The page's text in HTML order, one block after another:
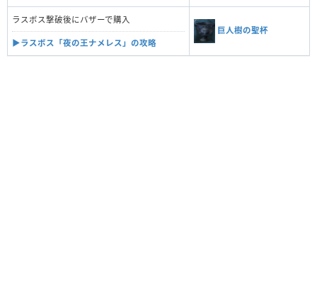
ラスボス撃破後にバザーで購入
▶︎ラスボス「夜の王ナメレス」の攻略
巨人樹の聖杯